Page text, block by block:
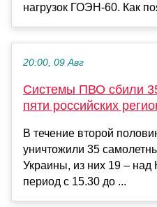
нагрузок ГОЭН-60. Как
20:00, 09 Авг
Системы ПВО сбили
пяти российских
В течение второй
уничтожили 35
Украины, из них 19 –
период с 15.30 до ...